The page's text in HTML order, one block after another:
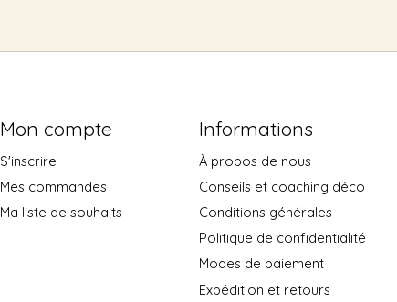
Mon compte
S'inscrire
Mes commandes
Ma liste de souhaits
Informations
À propos de nous
Conseils et coaching déco
Conditions générales
Politique de confidentialité
Modes de paiement
Expédition et retours